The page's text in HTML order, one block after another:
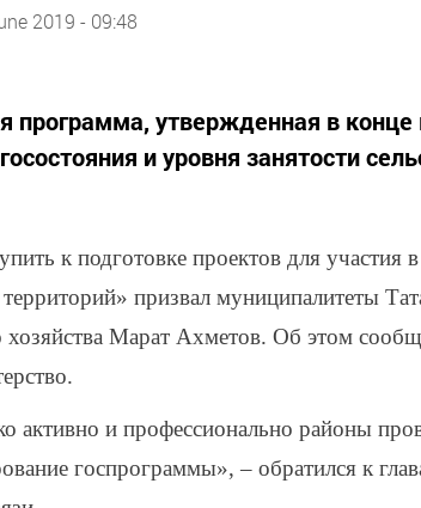
2019 - 09:48
программа, утвержденная в
и уровня занятости
к подготовке проектов для участия
территорий» призвал муниципалитеты
хозяйства Марат Ахметов. Об этом
активно и профессионально районы
госпрограммы», – обратился к